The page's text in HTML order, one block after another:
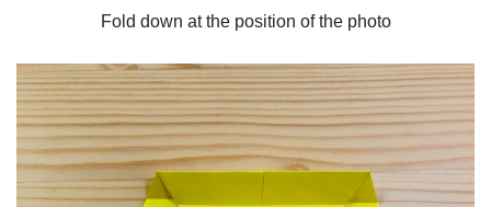
Fold down at the position of the photo